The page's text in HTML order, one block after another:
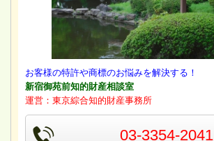
お客様の特許や商標のお悩みを解決する！
新宿御苑前知的財産相談室
運営：東京綜合知的財産事務所
03-3354-2041